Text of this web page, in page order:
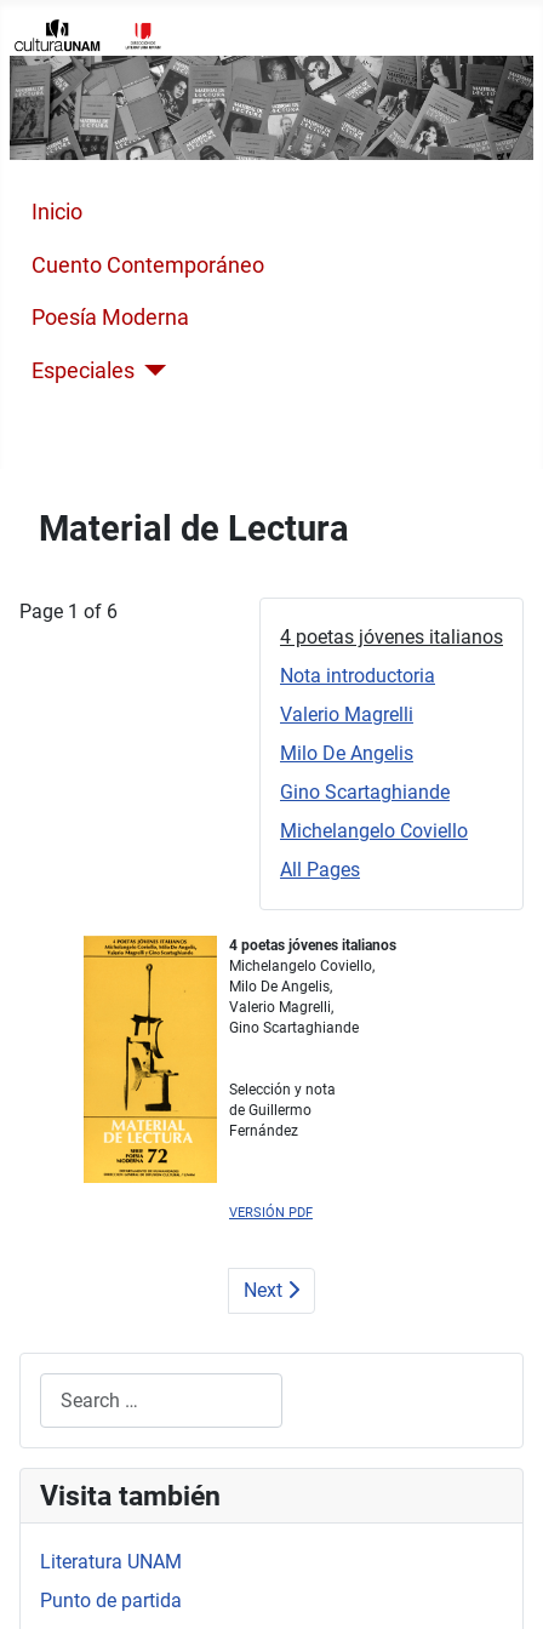
Inicio
Cuento Contemporáneo
Poesía Moderna
Especiales
Material de Lectura
4 poetas jóvenes italianos
Nota introductoria
Valerio Magrelli
Milo De Angelis
Gino Scartaghiande
Michelangelo Coviello
All Pages
Page 1 of 6
4 poetas jóvenes italianos
Michelangelo Coviello,
Milo De Angelis,
Valerio Magrelli,
Gino Scartaghiande
Selección y nota
de Guillermo
Fernández
VERSIÓN PDF
Next
Visita también
Literatura UNAM
Punto de partida